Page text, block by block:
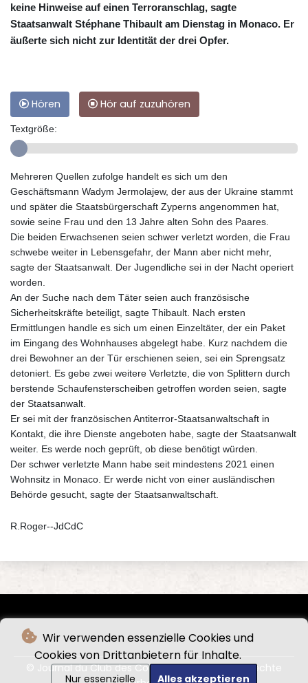
Wir verwenden essenzielle Cookies und
Cookies von Drittanbietern für Inhalte.
Nur essenzielle Alles akzeptieren
keine Hinweise auf einen Terroranschlag, sagte
Staatsanwalt Stéphane Thibault am Dienstag in Monaco. Er
äußerte sich nicht zur Identität der drei Opfer.
Hören Hör auf zuzuhören
Textgröße:
Mehreren Quellen zufolge handelt es sich um den
Geschäftsmann Wadym Jermolajew, der aus der Ukraine stammt
und später die Staatsbürgerschaft Zyperns angenommen hat,
sowie seine Frau und den 13 Jahre alten Sohn des Paares.
Die beiden Erwachsenen seien schwer verletzt worden, die Frau
schwebe weiter in Lebensgefahr, der Mann aber nicht mehr,
sagte der Staatsanwalt. Der Jugendliche sei in der Nacht operiert
worden.
An der Suche nach dem Täter seien auch französische
Sicherheitskräfte beteiligt, sagte Thibault. Nach ersten
Ermittlungen handle es sich um einen Einzeltäter, der ein Paket
im Eingang des Wohnhauses abgelegt habe. Kurz nachdem die
drei Bewohner an der Tür erschienen seien, sei ein Sprengsatz
detoniert. Es gebe zwei weitere Verletzte, die von Splittern durch
berstende Schaufensterscheiben getroffen worden seien, sagte
der Staatsanwalt.
Er sei mit der französischen Antiterror-Staatsanwaltschaft in
Kontakt, die ihre Dienste angeboten habe, sagte der Staatsanwalt
weiter. Es werde noch geprüft, ob diese benötigt würden.
Der schwer verletzte Mann habe seit mindestens 2021 einen
Wohnsitz in Monaco. Er werde nicht von einer ausländischen
Behörde gesucht, sagte der Staatsanwaltschaft.
R.Roger--JdCdC
© Journal du Club des Cordeliers - 2026 - Alle Rechte